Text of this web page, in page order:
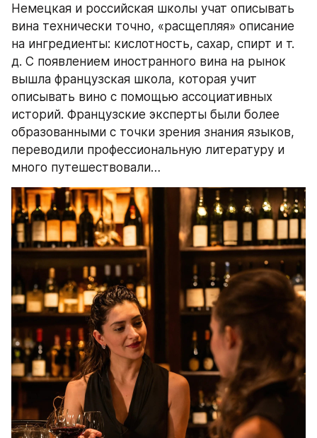
Немецкая и российская школы учат описывать
вина технически точно, «расщепляя» описание
на ингредиенты: кислотность, сахар, спирт и т.
д. С появлением иностранного вина на рынок
вышла французская школа, которая учит
описывать вино с помощью ассоциативных
историй. Французские эксперты были более
образованными с точки зрения знания языков,
переводили профессиональную литературу и
много путешествовали…